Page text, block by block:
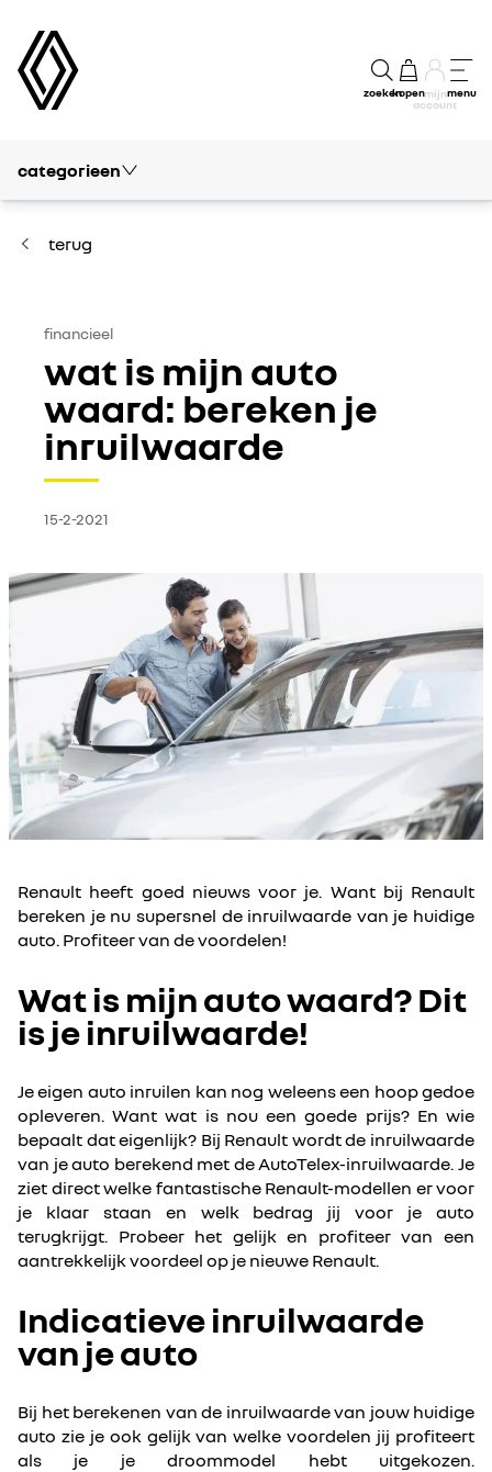
zoekenkopenmijn
account
menu
categorieen
blog
modellen
kennis
financieel
concept cars
terug
financieel
wat is mijn auto
waard: bereken je
inruilwaarde
15-2-2021
Renault heeft goed nieuws voor je. Want bij Renault
bereken je nu supersnel de inruilwaarde van je huidige
auto. Profiteer van de voordelen!
Wat is mijn auto waard? Dit
is je inruilwaarde!
Je eigen auto inruilen kan nog weleens een hoop gedoe
opleveren. Want wat is nou een goede prijs? En wie
bepaalt dat eigenlijk? Bij Renault wordt de inruilwaarde
van je auto berekend met de AutoTelex-inruilwaarde. Je
ziet direct welke fantastische Renault-modellen er voor
je klaar staan en welk bedrag jij voor je auto
terugkrijgt. Probeer het gelijk en profiteer van een
aantrekkelijk voordeel op je nieuwe Renault.
Indicatieve inruilwaarde
van je auto
Bij het berekenen van de inruilwaarde van jouw huidige
auto zie je ook gelijk van welke voordelen jij profiteert
als je je droommodel hebt uitgekozen.